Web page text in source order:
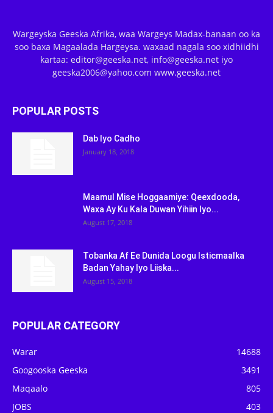
Wargeyska Geeska Afrika, waa Wargeys Madax-banaan oo ka
soo baxa Magaalada Hargeysa. waxaad nagala soo xidhiidhi
kartaa: editor@geeska.net, info@geeska.net iyo
geeska2006@yahoo.com www.geeska.net
POPULAR POSTS
Dab Iyo Cadho
January 18, 2018
Maamul Mise Hoggaamiye: Qeexdooda,
Waxa Ay Ku Kala Duwan Yihiin Iyo...
August 17, 2018
Tobanka Af Ee Dunida Loogu Isticmaalka
Badan Yahay Iyo Liiska...
August 15, 2018
POPULAR CATEGORY
Warar
14688
Googooska Geeska
3491
Maqaalo
805
JOBS
403